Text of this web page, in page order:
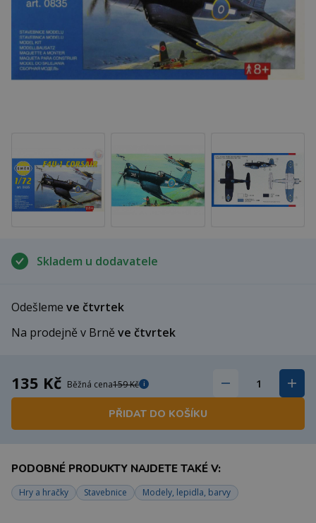
Skladem u dodavatele
Odešleme ve čtvrtek
Na prodejně v Brně ve čtvrtek
135 Kč Běžná cena159 Kč i
PŘIDAT DO KOŠÍKU
PODOBNÉ PRODUKTY NAJDETE TAKÉ V:
Hry a hračky Stavebnice Modely, lepidla, barvy